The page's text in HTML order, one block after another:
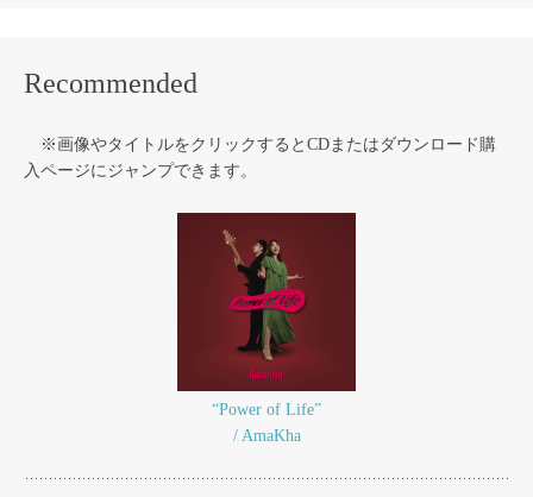
Recommended
※画像やタイトルをクリックするとCDまたはダウンロード購
入ページにジャンプできます。
“Power of Life”
/ AmaKha